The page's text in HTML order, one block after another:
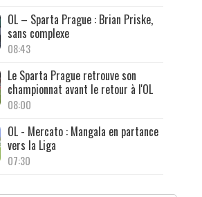
OL – Sparta Prague : Brian Priske,
sans complexe
08:43
Le Sparta Prague retrouve son
championnat avant le retour à l'OL
08:00
OL - Mercato : Mangala en partance
vers la Liga
07:30